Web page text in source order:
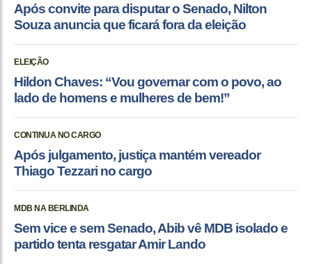
Após convite para disputar o Senado, Nilton
Souza anuncia que ficará fora da eleição
ELEIÇÃO
Hildon Chaves: “Vou governar com o povo, ao
lado de homens e mulheres de bem!”
CONTINUA NO CARGO
Após julgamento, justiça mantém vereador
Thiago Tezzari no cargo
MDB NA BERLINDA
Sem vice e sem Senado, Abib vê MDB isolado e
partido tenta resgatar Amir Lando